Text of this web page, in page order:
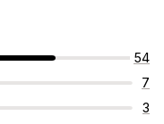
54
7
3